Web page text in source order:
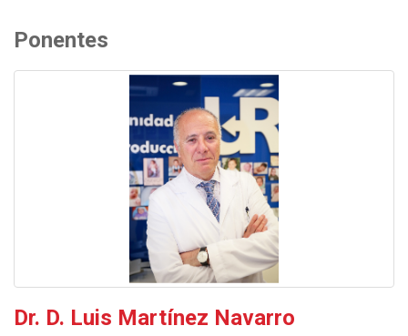
Ponentes
Dr. D. Luis Martínez Navarro